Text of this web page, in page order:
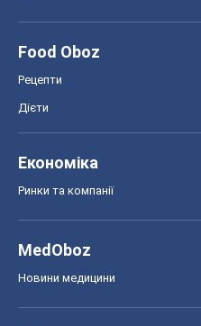
Food Oboz
Рецепти
Дієти
Економіка
Ринки та компанії
MedOboz
Новини медицини